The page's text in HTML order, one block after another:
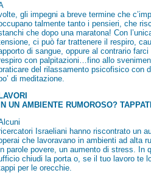
gli impegni a breve termine che
talmente tanto i pensieri, che
che dopo una maratona! Con
ci può far trattenere il respiro,
di sangue, oppure al contrario farci
con palpitazioni…fino allo
del rilassamento psicofisico con
di meditazione.
LAVORI
IN UN AMBIENTE RUMOROSO?
Israeliani hanno riscontrato un
che lavoravano in ambienti ad alta
parole povere, un aumento di stress. In
chiudi la porta o, se il tuo lavoro te
per le orecchie.